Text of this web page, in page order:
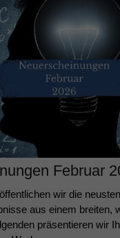
Februar
wir die neusten
aus einem breiten,
präsentieren wir